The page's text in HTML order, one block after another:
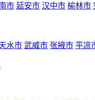
市 延安市 汉中市 榆林市
水市 武威市 张掖市 平凉